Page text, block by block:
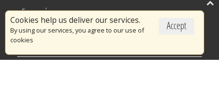
Accept
Cookies help us deliver our services.
By using our services, you agree to our use of
cookies
Επικαιρότητα
Το Πυροσβεστικό Σώμα